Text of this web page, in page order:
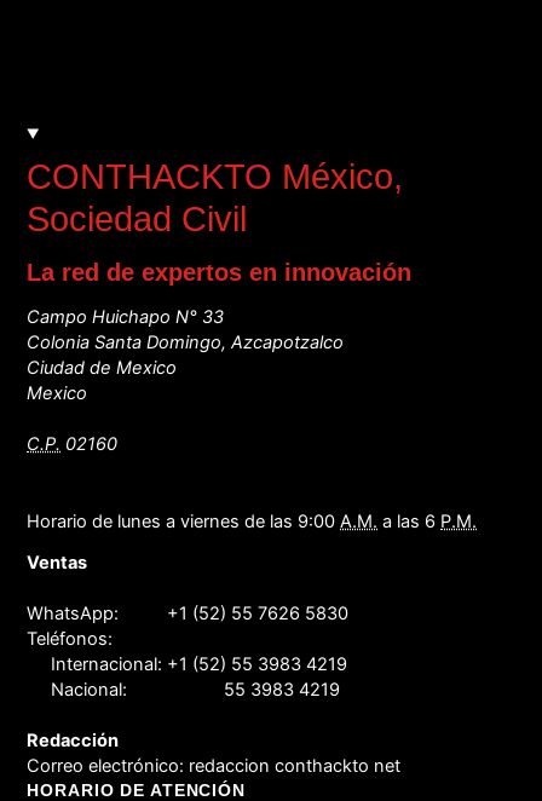
CONTHACKTO México,
Sociedad Civil
La red de expertos en innovación
Campo Huichapo N° 33
Colonia Santa Domingo, Azcapotzalco
Ciudad de Mexico
Mexico
C.P. 02160
Horario de lunes a viernes de las 9:00A.M. a las 6 P.M.
Ventas
WhatsApp: +1 (52) 55 7626 5830
Teléfonos:
Internacional: +1 (52) 55 3983 4219
Nacional: 55 3983 4219
Redacción
Correo electrónico: redaccion conthackto net
HORARIO DE ATENCIÓN